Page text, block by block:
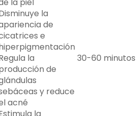
la piel
la
de
e
la
de
y reduce
acné
30-60 minutos